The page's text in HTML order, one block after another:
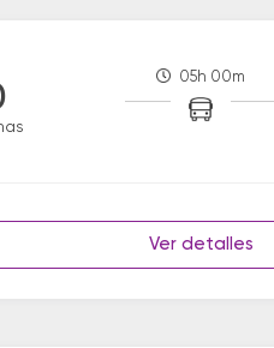
05h 00m
Ver detalles